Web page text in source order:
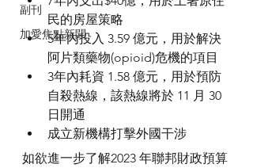
副刊
加愛焦點新聞
民的房屋策略
5年內投入 3.59 億元，用於解決
阿片類藥物(opioid)危機的項目
3年內耗資 1.58 億元，用於預防
自殺熱線，該熱線將於 11 月 30
日開通
成立新機構打擊外國干涉
如欲進一步了解2023 年聯邦財政預算